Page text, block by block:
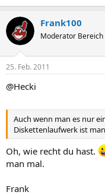
Frank100
Moderator
25. Feb. 2011
@Hecki
Auch wenn man es nur
Diskettenlaufwerk ist
Oh, wie recht du hast.
man mal.
Frank